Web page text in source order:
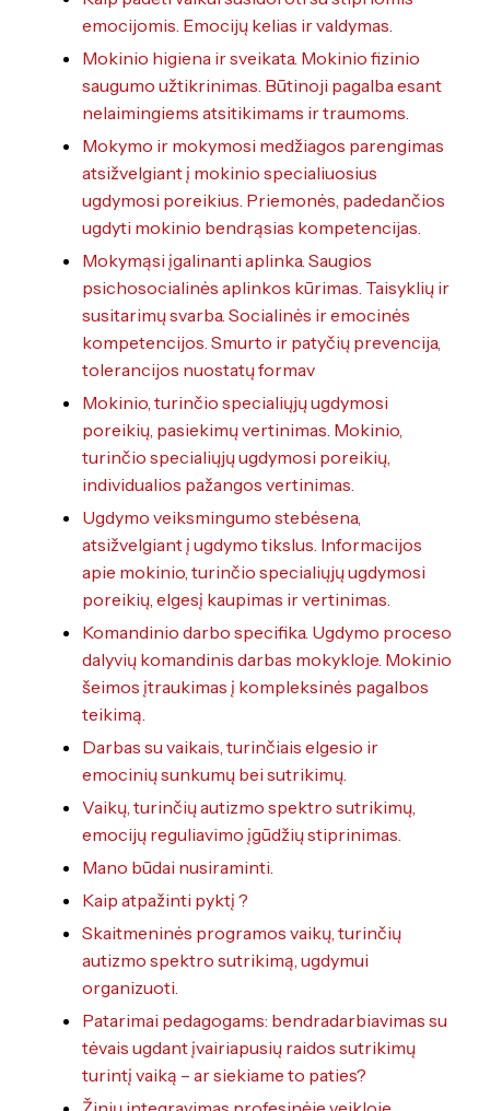
emocijomis. Emocijų kelias ir valdymas.
Mokinio higiena ir sveikata. Mokinio fizinio
saugumo užtikrinimas. Būtinoji pagalba esant
nelaimingiems atsitikimams ir traumoms.
Mokymo ir mokymosi medžiagos parengimas
atsižvelgiant į mokinio specialiuosius
ugdymosi poreikius. Priemonės, padedančios
ugdyti mokinio bendrąsias kompetencijas.
Mokymąsi įgalinanti aplinka. Saugios
psichosocialinės aplinkos kūrimas. Taisyklių ir
susitarimų svarba. Socialinės ir emocinės
kompetencijos. Smurto ir patyčių prevencija,
tolerancijos nuostatų formav
Mokinio, turinčio specialiųjų ugdymosi
poreikių, pasiekimų vertinimas. Mokinio,
turinčio specialiųjų ugdymosi poreikių,
individualios pažangos vertinimas.
Ugdymo veiksmingumo stebėsena,
atsižvelgiant į ugdymo tikslus. Informacijos
apie mokinio, turinčio specialiųjų ugdymosi
poreikių, elgesį kaupimas ir vertinimas.
Komandinio darbo specifika. Ugdymo proceso
dalyvių komandinis darbas mokykloje. Mokinio
šeimos įtraukimas į kompleksinės pagalbos
teikimą.
Darbas su vaikais, turinčiais elgesio ir
emocinių sunkumų bei sutrikimų.
Vaikų, turinčių autizmo spektro sutrikimų,
emocijų reguliavimo įgūdžių stiprinimas.
Mano būdai nusiraminti.
Kaip atpažinti pyktį ?
Skaitmeninės programos vaikų, turinčių
autizmo spektro sutrikimą, ugdymui
organizuoti.
Patarimai pedagogams: bendradarbiavimas su
tėvais ugdant įvairiapusių raidos sutrikimų
turintį vaiką – ar siekiame to paties?